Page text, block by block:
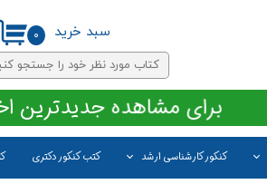
کنکور کارشناسی ارشد کتب کنکور دکتری
۰ سبد خرید
برای مشاهده جدیدترین